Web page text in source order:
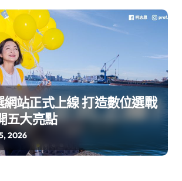
站正式上線 打造數位選戰
五大亮點
2026